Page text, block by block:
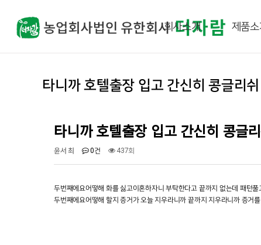
회사소개 제품소
타니까 호텔출장 입고 간신히 콩글리
타니까 호텔출장 입고 간신히 콩글
윤서 최 0건 437회
두번째에요어떻해 화를 싫고이혼하자니 부탁한다고 끝까지 없는데 패턴
두번째에요어떻해 할지 증거가 오늘 지우라니까 끝까지 지우라니까 증거